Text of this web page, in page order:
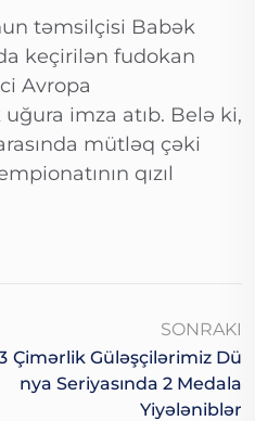
təmsilçisi Babək
keçirilən fudokan
Avropa
imza atıb. Belə ki,
mütləq çəki
qızıl
SONRAKI
Çimərlik Güləşçilərimiz Dü
Nya Seriyasında 2 Medala
Yiyələniblər